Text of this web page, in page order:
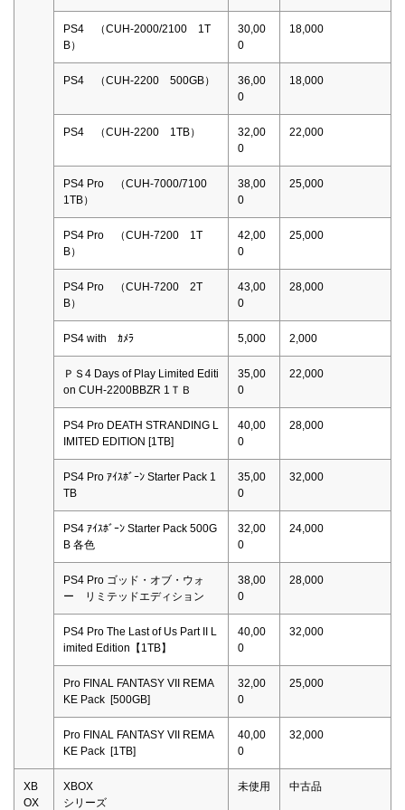
PS4 （CUH-2000/2100 1T
B）
30,00
0
18,000
PS4 （CUH-2200 500GB）
36,00
0
18,000
PS4 （CUH-2200 1TB）
32,00
0
22,000
PS4 Pro （CUH-7000/7100
1TB）
38,00
0
25,000
PS4 Pro （CUH-7200 1T
B）
42,00
0
25,000
PS4 Pro （CUH-7200 2T
B）
43,00
0
28,000
PS4 with ｶﾒﾗ 5,000 2,000
ＰＳ4 Days of Play Limited Editi
on CUH-2200BBZR 1ＴＢ
35,00
0
22,000
PS4 Pro DEATH STRANDING L
IMITED EDITION [1TB]
40,00
0
28,000
PS4 Pro ｱｲｽﾎﾞｰﾝ Starter Pack 1
TB
35,00
0
32,000
PS4 ｱｲｽﾎﾞｰﾝ Starter Pack 500G
B 各色
32,00
0
24,000
PS4 Pro ゴッド・オブ・ウォ
ー リミテッドエディション
38,00
0
28,000
PS4 Pro The Last of Us Part II L
imited Edition【1TB】
40,00
0
32,000
Pro FINAL FANTASY VII REMA
KE Pack [500GB]
32,00
0
25,000
Pro FINAL FANTASY VII REMA
KE Pack [1TB]
40,00
0
32,000
XB
OX
XBOX
シリーズ
未使用 中古品